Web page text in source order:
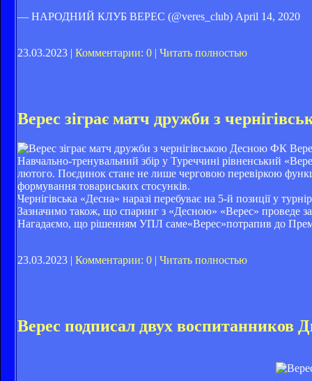
— НАРОДНИЙ КЛУБ ВЕРЕС (@veres_club) April 14, 2020
23.03.2023 | Комментарии: 0 | Читать полностью
Верес зіграє матч дружби з
ФК
Навчально-тренувальний збір у Туреччині рівненський
лютого. Поєдинок стане не лише черговою перевіркою
формування товариських стосунків.
Чернігівська «Десна» наразі перебуває на 5-й позиції у
Зазначимо також, що спаринг з «Десною» «Верес» проведе
Нагадаємо, що рішенням УПЛ саме«Верес»потрапив до
23.03.2023 | Комментарии: 0 | Читать полностью
Верес подписал двух воспитанников